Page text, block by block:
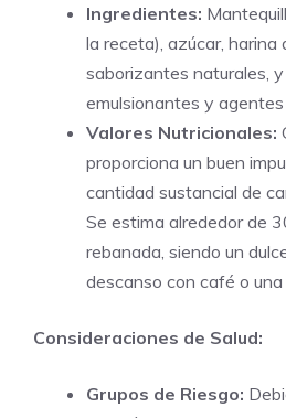
Ingredientes:
la receta), azúcar, harina
saborizantes naturales,
emulsionantes y agentes
Valores Nutricionales:
proporciona un buen
cantidad sustancial de
Se estima alrededor de
rebanada, siendo un
descanso con café o una
Consideraciones de Salud:
Grupos de Riesgo: